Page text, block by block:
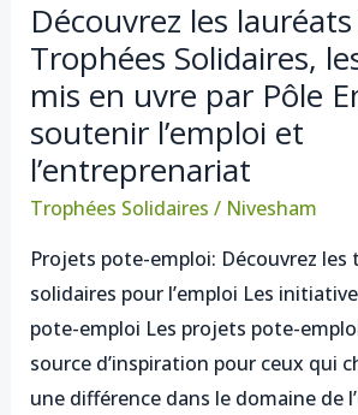
Découvrez les
Trophées Solidaires,
mis en uvre par Pôle
soutenir l’emploi et
l’entreprenariat
Trophées Solidaires / Nivesham
Projets pote-emploi: Découvrez les
solidaires pour l’emploi Les
pote-emploi Les projets pote-
source d’inspiration pour ceux qui
une différence dans le domaine de
Découvrez
les
lauréats
des
Trophées
projets
mis
en
uvre
par